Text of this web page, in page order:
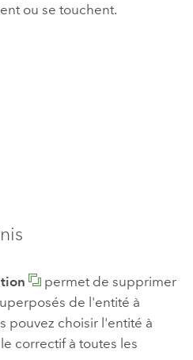
ou se touchent.
permet de supprimer
de l'entité à
pouvez choisir l'entité à
correctif à toutes les